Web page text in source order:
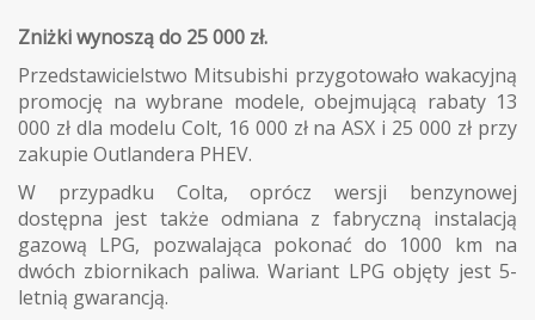
Zniżki wynoszą do 25 000 zł.
Przedstawicielstwo Mitsubishi przygotowało wakacyjną
promocję na wybrane modele, obejmującą rabaty 13
000 zł dla modelu Colt, 16 000 zł na ASX i 25 000 zł przy
zakupie Outlandera PHEV.
W przypadku Colta, oprócz wersji benzynowej
dostępna jest także odmiana z fabryczną instalacją
gazową LPG, pozwalająca pokonać do 1000 km na
dwóch zbiornikach paliwa. Wariant LPG objęty jest 5-
letnią gwarancją.